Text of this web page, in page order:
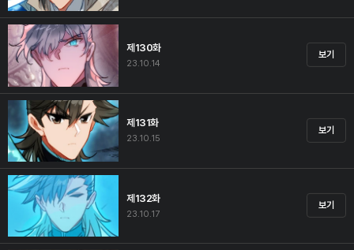
제130화
23.10.14
보기
제131화
23.10.15
보기
제132화
23.10.17
보기